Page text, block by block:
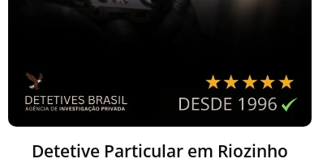
Detetive Particular em Riozinho